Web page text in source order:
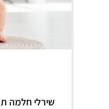
שירלי חלמה